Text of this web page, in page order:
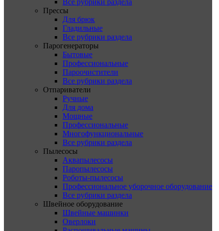
Все рубрики раздела
Прессы
Для брюк
Гладильные
Все рубрики раздела
Парогенераторы
Бытовые
Профессиональные
Пароочистители
Все рубрики раздела
Отпариватели
Ручные
Для дома
Мощные
Профессиональные
Многофункциональные
Все рубрики раздела
Пылесосы
Аквапылесосы
Паропылесосы
Роботы-пылесосы
Профессиональное уборочное оборудование
Все рубрики раздела
Швейное оборудование
Швейные машинки
Оверлоки